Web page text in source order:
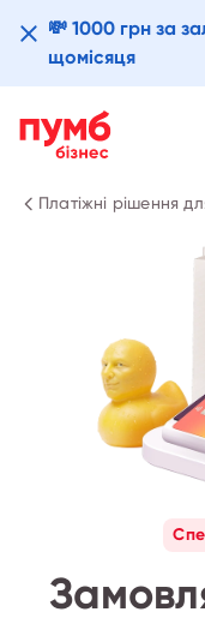
💸 1000 грн за
щомісяця
Детальніше
Платіжні рішення